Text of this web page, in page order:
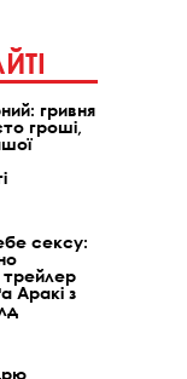
гривня
гроші,
сексу:
трейлер
Аракі з